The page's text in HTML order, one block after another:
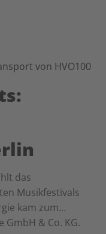
das
Musikfestivals
kam zum
& Co. KG.